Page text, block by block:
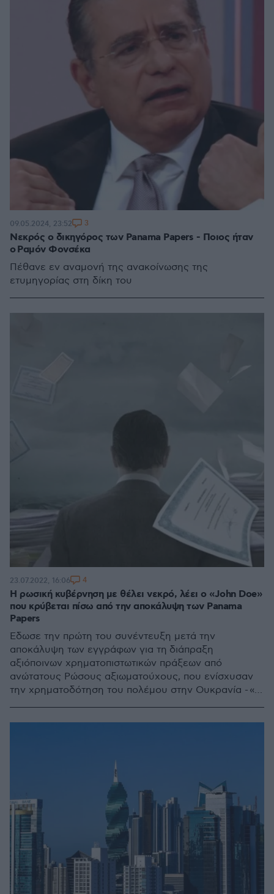
Νεκρός ο δικηγόρος των Panama Papers - Ποιος ήταν
ο Ραμόν Φονσέκα
Πέθανε εν αναμονή της ανακοίνωσης της
ετυμηγορίας στη δίκη του
09.05.2024, 23:52 3
Η ρωσική κυβέρνηση με θέλει νεκρό, λέει ο «John Doe»
που κρύβεται πίσω από την αποκάλυψη των Panama
Papers
Έδωσε την πρώτη του συνέντευξη μετά την
αποκάλυψη των εγγράφων για τη διάπραξη
αξιόποινων χρηματοπιστωτικών πράξεων από
ανώτατους Ρώσους αξιωματούχους, που ενίσχυσαν
την χρηματοδότηση του πολέμου στην Ουκρανία - «Ο
23.07.2022, 16:06 4